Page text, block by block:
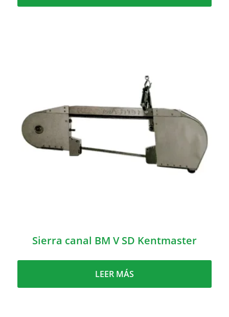
Sierra canal BM V SD Kentmaster
LEER MÁS